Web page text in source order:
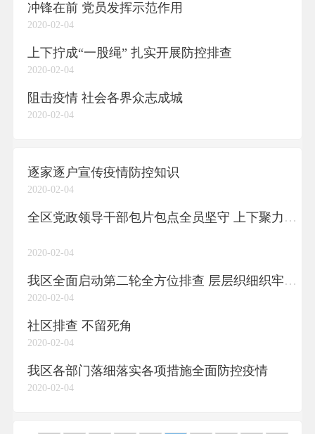
冲锋在前 党员发挥示范作用
2020-02-04
上下拧成“一股绳” 扎实开展防控排查
2020-02-04
阻击疫情 社会各界众志成城
2020-02-04
逐家逐户宣传疫情防控知识
2020-02-04
全区党政领导干部包片包点全员坚守 上下聚力融合发力打好疫情防控阻击战
2020-02-04
我区全面启动第二轮全方位排查 层层织细织牢“防疫网”
2020-02-04
社区排查 不留死角
2020-02-04
我区各部门落细落实各项措施全面防控疫情
2020-02-04